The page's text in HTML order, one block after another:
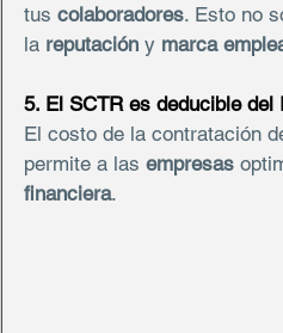
tus colaboradores. Esto no
la reputación y marca
5. El SCTR es deducible del
El costo de la contratación
permite a las empresas
financiera.